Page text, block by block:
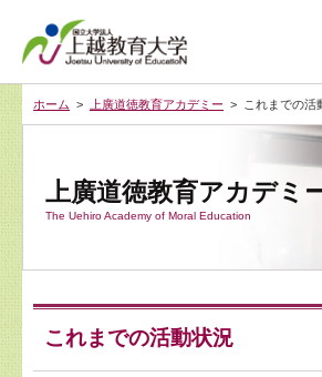
ホーム > 上廣道徳教育アカデミー > これまでの活
上廣道徳教育アカデミ
The Uehiro Academy of Moral Education
これまでの活動状況